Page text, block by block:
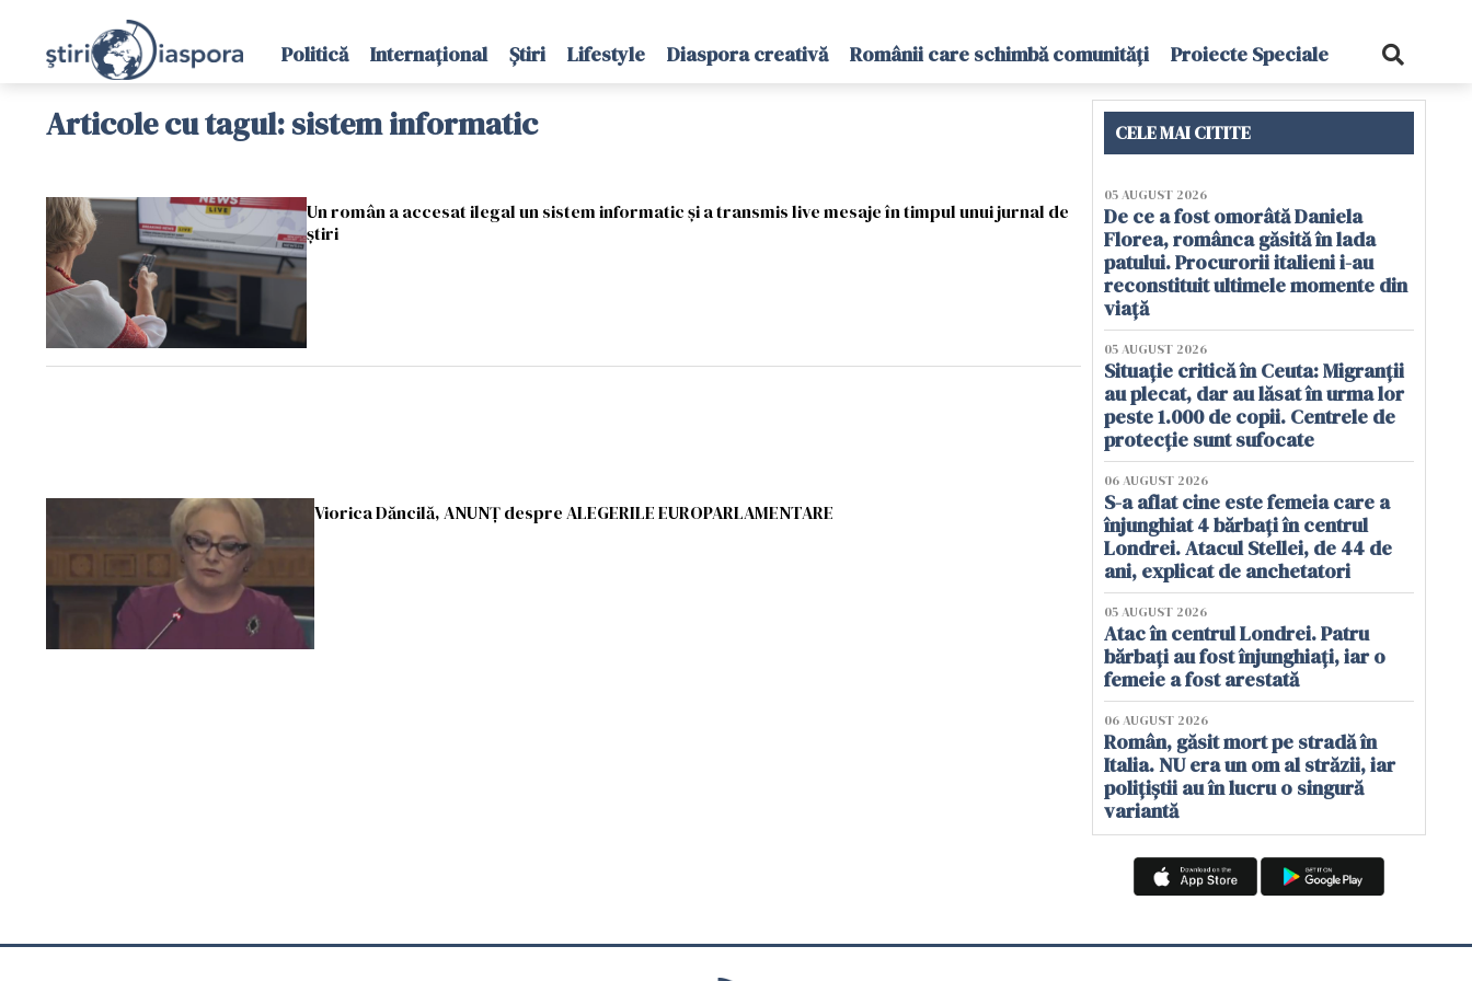
Politică Internațional Știri Lifestyle Diaspora creativă Românii care schimbă comunități Proiecte Speciale
Articole cu tagul: sistem informatic
Un român a accesat ilegal un sistem informatic și a transmis live mesaje în timpul unui jurnal de
ştiri
Viorica Dăncilă, ANUNȚ despre ALEGERILE EUROPARLAMENTARE
CELE MAI CITITE
05 AUGUST 2026
De ce a fost omorâtă Daniela
Florea, românca găsită în lada
patului. Procurorii italieni i-au
reconstituit ultimele momente din
viață
05 AUGUST 2026
Situație critică în Ceuta: Migranții
au plecat, dar au lăsat în urma lor
peste 1.000 de copii. Centrele de
protecție sunt sufocate
06 AUGUST 2026
S-a aflat cine este femeia care a
înjunghiat 4 bărbați în centrul
Londrei. Atacul Stellei, de 44 de
ani, explicat de anchetatori
05 AUGUST 2026
Atac în centrul Londrei. Patru
bărbați au fost înjunghiați, iar o
femeie a fost arestată
06 AUGUST 2026
Român, găsit mort pe stradă în
Italia. NU era un om al străzii, iar
polițiștii au în lucru o singură
variantă